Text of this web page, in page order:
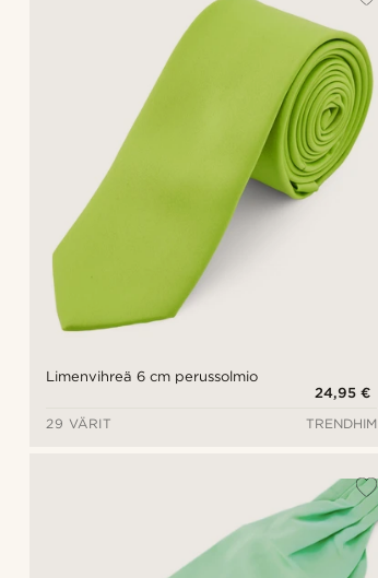
Limenvihreä 6 cm perussolmio
24,95 €
29 VÄRIT
TRENDHIM